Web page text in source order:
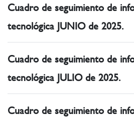
Cuadro de seguimiento de
tecnológica JUNIO de 2025.
Cuadro de seguimiento de
tecnológica JULIO de 2025.
Cuadro de seguimiento de